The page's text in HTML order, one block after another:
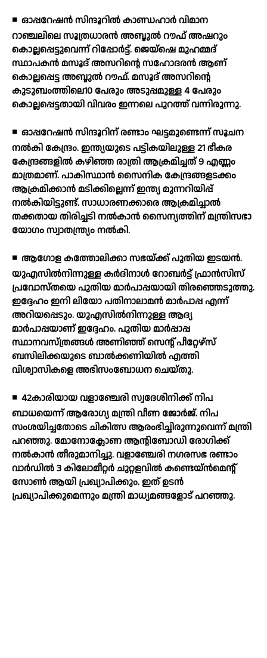
◾ ഓപ്പറേഷന്‍ സിന്ദൂറില്‍ കാണ്ഡഹാര്‍ വിമാന
റാഞ്ചലിലെ സൂത്രധാരന്‍ അബ്ദുല്‍ റൗഫ് അഷറും
കൊല്ലപ്പെട്ടുവെന്ന് റിപ്പോര്‍ട്ട്. ജെയ്ഷെ മുഹമ്മദ്
സ്ഥാപകന്‍ മസൂദ് അസറിന്റെ സഹോദരന്‍ ആണ്
കൊല്ലപ്പെട്ട അബ്ദുല്‍ റൗഫ്. മസൂദ് അസറിന്റെ
കുടുബംത്തിലെ10 പേരും അടുപ്പമുള്ള 4 പേരും
കൊല്ലപ്പെട്ടതായി വിവരം ഇന്നലെ പുറത്ത് വന്നിരുന്നു.
◾ ഓപ്പറേഷന്‍ സിന്ദൂറിന് രണ്ടാം ഘട്ടമുണ്ടെന്ന് സൂചന
നല്‍കി കേന്ദ്രം. ഇന്ത്യയുടെ പട്ടികയിലുള്ള 21 ഭീകര
കേന്ദ്രങ്ങളില്‍ കഴിഞ്ഞ രാത്രി ആക്രമിച്ചത് 9 എണ്ണം
മാത്രമാണ്. പാകിസ്ഥാന്‍ സൈനിക കേന്ദ്രങ്ങളടക്കം
ആക്രമിക്കാന്‍ മടിക്കില്ലെന്ന് ഇന്ത്യ മുന്നറിയിപ്പ്
നല്‍കിയിട്ടുണ്ട്. സാധാരണക്കാരെ ആക്രമിച്ചാല്‍
തക്കതായ തിരിച്ചടി നല്‍കാന്‍ സൈന്യത്തിന് മന്ത്രിസഭാ
യോഗം സ്വാതന്ത്ര്യം നല്‍കി.
◾ ആഗോള കത്തോലിക്കാ സഭയ്ക്ക് പുതിയ ഇടയന്‍.
യുഎസില്‍നിന്നുള്ള കര്‍ദിനാള്‍ റോബര്‍ട്ട് ഫ്രാന്‍സിസ്
പ്രവോസ്തയെ പുതിയ മാര്‍പാപ്പയായി തിരഞ്ഞെടുത്തു.
ഇദ്ദേഹം ഇനി ലിയോ പതിനാലാമന്‍ മാര്‍പാപ്പ എന്ന്
അറിയപ്പെടും. യുഎസില്‍നിന്നുള്ള ആദ്യ
മാര്‍പാപ്പയാണ് ഇദ്ദേഹം. പുതിയ മാര്‍പ്പാപ്പ
സ്ഥാനവസ്ത്രങ്ങള്‍ അണിഞ്ഞ് സെന്റ് പീറ്റേഴ്‌സ്
ബസിലിക്കയുടെ ബാല്‍ക്കണിയില്‍ എത്തി
വിശ്വാസികളെ അഭിസംബോധന ചെയ്തു.
◾ 42കാരിയായ വളാഞ്ചേരി സ്വദേശിനിക്ക് നിപ
ബാധയെന്ന് ആരോഗ്യ മന്ത്രി വീണ ജോര്‍ജ്. നിപ
സംശയിച്ചതോടെ ചികിത്സ ആരംഭിച്ചിരുന്നുവെന്ന് മന്ത്രി
പറഞ്ഞു. മോനോക്ലോണ ആന്റിബോഡി രോഗിക്ക്
നല്‍കാന്‍ തീരുമാനിച്ചു. വളാഞ്ചേരി നഗരസഭ രണ്ടാം
വാര്‍ഡില്‍ 3 കിലോമീറ്റര്‍ ചുറ്റളവില്‍ കണ്ടെയ്ന്‍മെന്റ്
സോണ്‍ ആയി പ്രഖ്യാപിക്കും. ഇത് ഉടന്‍
പ്രഖ്യാപിക്കുമെന്നും മന്ത്രി മാധ്യമങ്ങളോട് പറഞ്ഞു.